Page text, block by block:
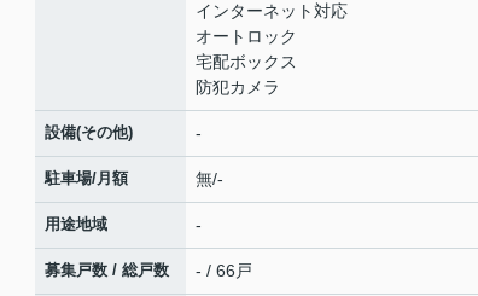
インターネット対応
オートロック
宅配ボックス
防犯カメラ
設備(その他) -
駐車場/月額 無/-
用途地域 -
募集戸数 / 総戸数 - / 66戸